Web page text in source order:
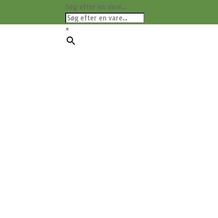
Søg efter en vare..
×